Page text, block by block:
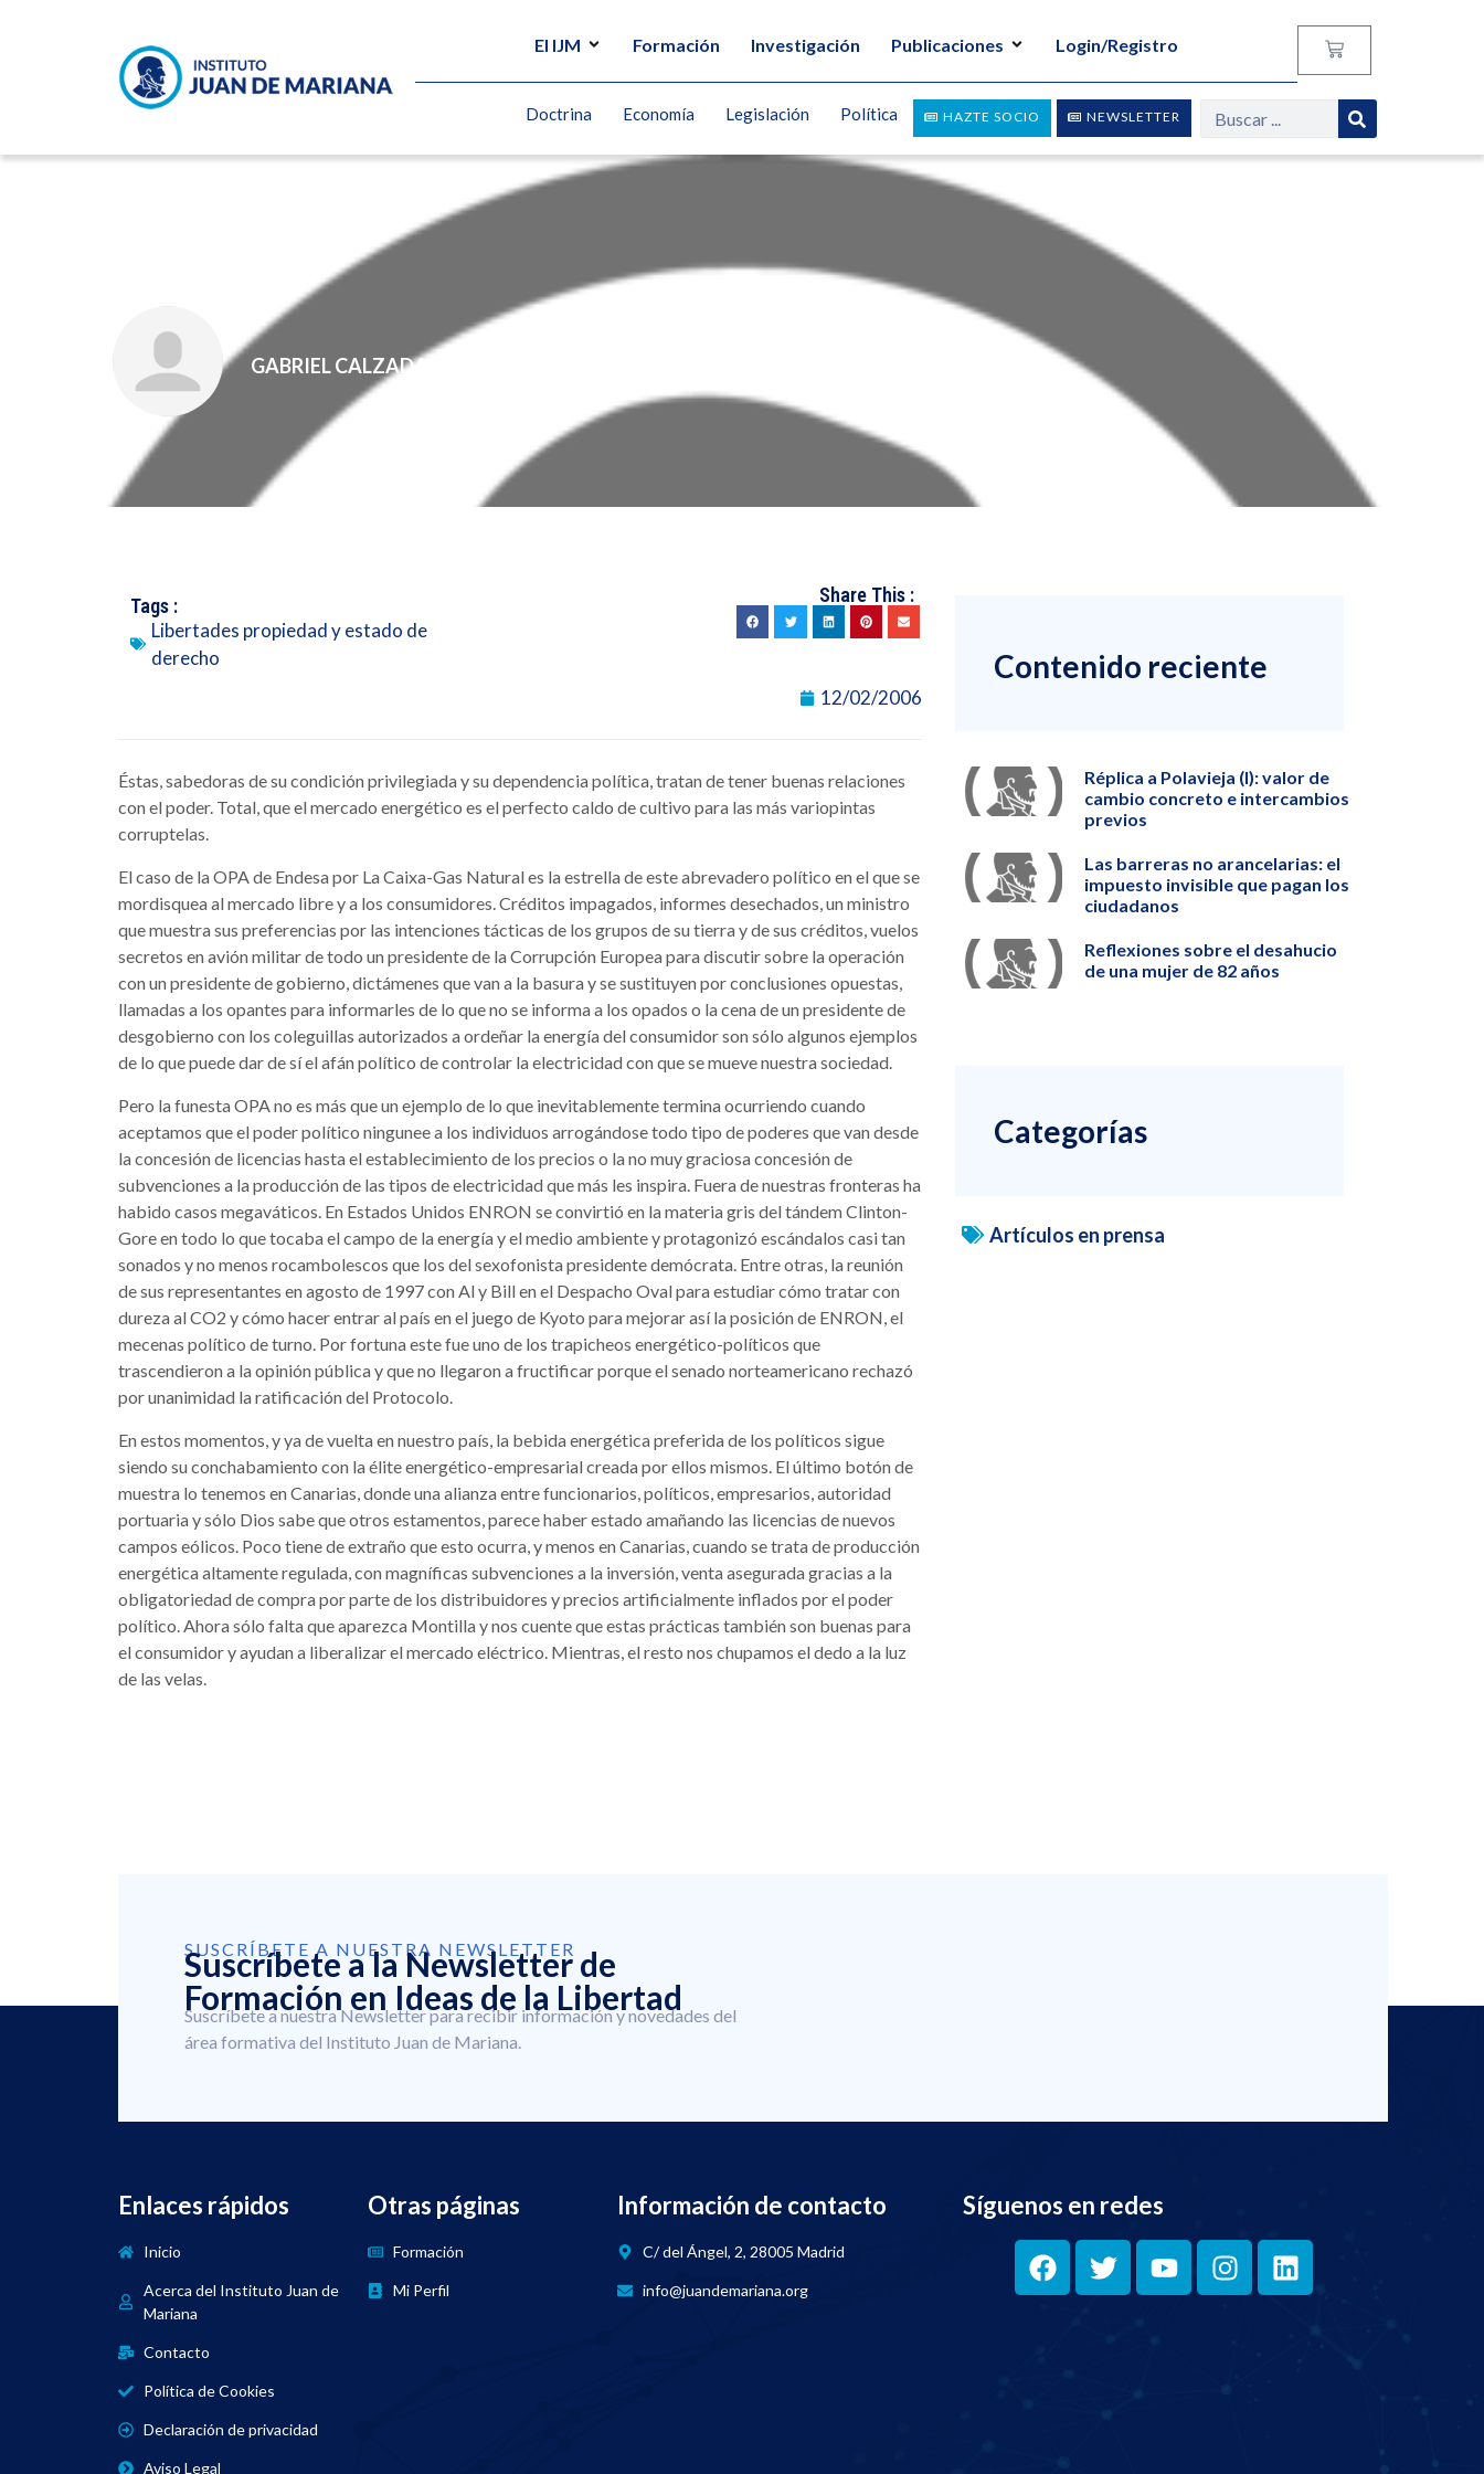
El IJM Formación Investigación Publicaciones Login/Registro
NEWSLETTER
HAZTE SOCIO
Doctrina Economía Legislación Política
GABRIEL CALZADA
Tags :
Libertades propiedad y estado de
derecho
Share This :
12/02/2006
Éstas, sabedoras de su condición privilegiada y su dependencia política, tratan de tener buenas relaciones
con el poder. Total, que el mercado energético es el perfecto caldo de cultivo para las más variopintas
corruptelas.
El caso de la OPA de Endesa por La Caixa-Gas Natural es la estrella de este abrevadero político en el que se
mordisquea al mercado libre y a los consumidores. Créditos impagados, informes desechados, un ministro
que muestra sus preferencias por las intenciones tácticas de los grupos de su tierra y de sus créditos, vuelos
secretos en avión militar de todo un presidente de la Corrupción Europea para discutir sobre la operación
con un presidente de gobierno, dictámenes que van a la basura y se sustituyen por conclusiones opuestas,
llamadas a los opantes para informarles de lo que no se informa a los opados o la cena de un presidente de
desgobierno con los coleguillas autorizados a ordeñar la energía del consumidor son sólo algunos ejemplos
de lo que puede dar de sí el afán político de controlar la electricidad con que se mueve nuestra sociedad.
Pero la funesta OPA no es más que un ejemplo de lo que inevitablemente termina ocurriendo cuando
aceptamos que el poder político ningunee a los individuos arrogándose todo tipo de poderes que van desde
la concesión de licencias hasta el establecimiento de los precios o la no muy graciosa concesión de
subvenciones a la producción de las tipos de electricidad que más les inspira. Fuera de nuestras fronteras ha
habido casos megaváticos. En Estados Unidos ENRON se convirtió en la materia gris del tándem Clinton-
Gore en todo lo que tocaba el campo de la energía y el medio ambiente y protagonizó escándalos casi tan
sonados y no menos rocambolescos que los del sexofonista presidente demócrata. Entre otras, la reunión
de sus representantes en agosto de 1997 con Al y Bill en el Despacho Oval para estudiar cómo tratar con
dureza al CO2 y cómo hacer entrar al país en el juego de Kyoto para mejorar así la posición de ENRON, el
mecenas político de turno. Por fortuna este fue uno de los trapicheos energético-políticos que
trascendieron a la opinión pública y que no llegaron a fructificar porque el senado norteamericano rechazó
por unanimidad la ratificación del Protocolo.
En estos momentos, y ya de vuelta en nuestro país, la bebida energética preferida de los políticos sigue
siendo su conchabamiento con la élite energético-empresarial creada por ellos mismos. El último botón de
muestra lo tenemos en Canarias, donde una alianza entre funcionarios, políticos, empresarios, autoridad
portuaria y sólo Dios sabe que otros estamentos, parece haber estado amañando las licencias de nuevos
campos eólicos. Poco tiene de extraño que esto ocurra, y menos en Canarias, cuando se trata de producción
energética altamente regulada, con magníficas subvenciones a la inversión, venta asegurada gracias a la
obligatoriedad de compra por parte de los distribuidores y precios artificialmente inflados por el poder
político. Ahora sólo falta que aparezca Montilla y nos cuente que estas prácticas también son buenas para
el consumidor y ayudan a liberalizar el mercado eléctrico. Mientras, el resto nos chupamos el dedo a la luz
de las velas.
Contenido reciente
Réplica a Polavieja (I): valor de
cambio concreto e intercambios
previos
Las barreras no arancelarias: el
impuesto invisible que pagan los
ciudadanos
Reflexiones sobre el desahucio
de una mujer de 82 años
Categorías
Artículos en prensa
SUSCRÍBETE A NUESTRA NEWSLETTER
Suscríbete a la Newsletter de
Formación en Ideas de la Libertad
Suscríbete a nuestra Newsletter para recibir información y novedades del
área formativa del Instituto Juan de Mariana.
Enlaces rápidos
Inicio
Acerca del Instituto Juan de
Mariana
Contacto
Política de Cookies
Declaración de privacidad
Aviso Legal
Otras páginas
Formación
Mi Perfil
Información de contacto
C/ del Ángel, 2, 28005 Madrid
info@juandemariana.org
Síguenos en redes